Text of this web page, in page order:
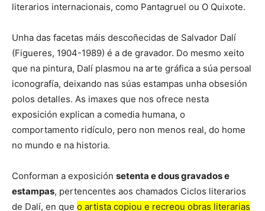
literarios internacionais, como Pantagruel ou O Quixote.
Unha das facetas máis descoñecidas de Salvador Dalí
(Figueres, 1904-1989) é a de gravador. Do mesmo xeito
que na pintura, Dalí plasmou na arte gráfica a súa persoal
iconografía, deixando nas súas estampas unha obsesión
polos detalles. As imaxes que nos ofrece nesta
exposición explican a comedia humana, o
comportamento ridículo, pero non menos real, do home
no mundo e na historia.
Conforman a exposición setenta e dous gravados e
estampas, pertencentes aos chamados Ciclos literarios
de Dalí, en que o artista copiou e recreou obras literarias